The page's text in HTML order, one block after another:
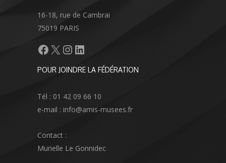
16-18, rue de Cambrai
75019 PARIS
Facebook
X Instagram
LinkedIn
POUR JOINDRE LA FÉDÉRATION
Tél : 01 42 09 66 10
e-mail : info@amis-musees.fr
Contact :
Murielle Le Gonnidec